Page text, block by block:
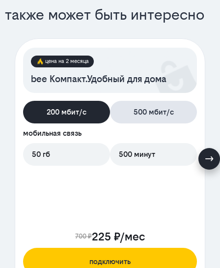
также может быть интересно
цена на 2 месяца
bee Компакт.Удобный для дома
200 мбит/с 500 мбит/с
мобильная связь
50 гб 500 минут
700 ₽225 ₽/мес
подключить